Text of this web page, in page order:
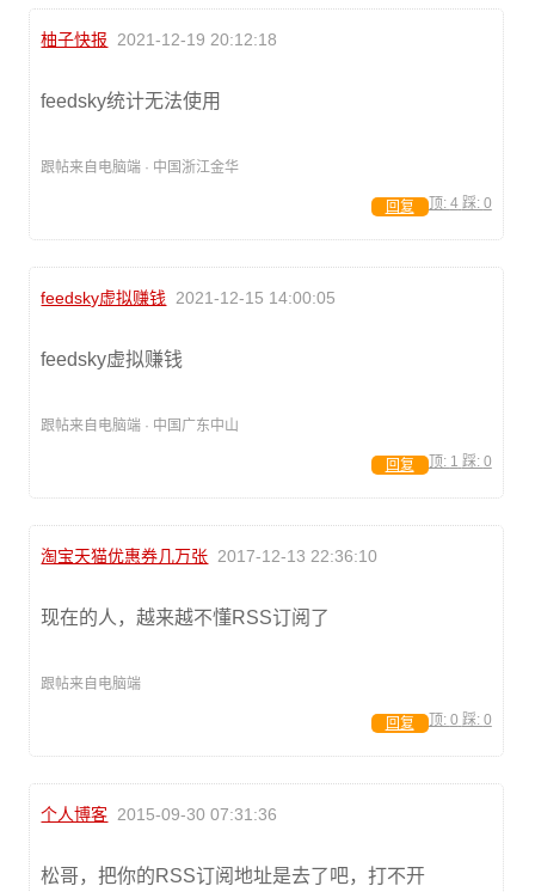
柚子快报 2021-12-19 20:12:18
feedsky统计无法使用
跟帖来自电脑端 · 中国浙江金华
顶: 4 踩: 0
回复
feedsky虚拟赚钱 2021-12-15 14:00:05
feedsky虚拟赚钱
跟帖来自电脑端 · 中国广东中山
顶: 1 踩: 0
回复
淘宝天猫优惠券几万张 2017-12-13 22:36:10
现在的人，越来越不懂RSS订阅了
跟帖来自电脑端
顶: 0 踩: 0
回复
个人博客 2015-09-30 07:31:36
松哥，把你的RSS订阅地址是去了吧，打不开